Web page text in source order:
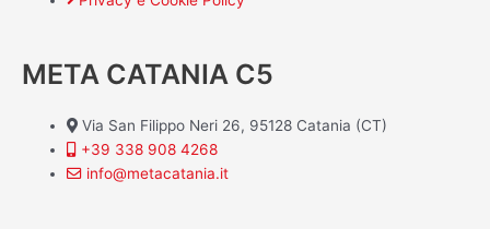
META CATANIA C5
Via San Filippo Neri 26, 95128 Catania (CT)
+39 338 908 4268
info@metacatania.it